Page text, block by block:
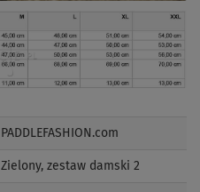
PADDLEFASHION.com
Zielony, zestaw damski 2